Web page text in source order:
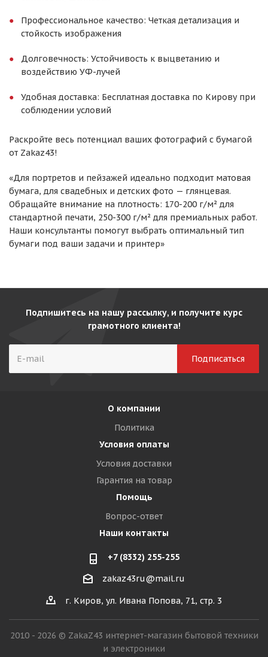
Профессиональное качество: Четкая детализация и
стойкость изображения
Долговечность: Устойчивость к выцветанию и
воздействию УФ-лучей
Удобная доставка: Бесплатная доставка по Кирову при
соблюдении условий
Раскройте весь потенциал ваших фотографий с бумагой
от Zakaz43!
«Для портретов и пейзажей идеально подходит матовая
бумага, для свадебных и детских фото — глянцевая.
Обращайте внимание на плотность: 170-200 г/м² для
стандартной печати, 250-300 г/м² для премиальных работ.
Наши консультанты помогут выбрать оптимальный тип
бумаги под ваши задачи и принтер»
Подпишитесь на нашу рассылку, и получите курс
грамотного клиента!
О компании
Политика
Условия оплаты
Условия доставки
Гарантия на товар
Помощь
Вопрос-ответ
Наши контакты
+7 (8332) 255-255
zakaz43ru@mail.ru
г. Киров, ул. Ивана Попова, 71, стр. 3
2010 - 2026 © ZakaZ43 интернет-магазин бытовой техники
и электроники